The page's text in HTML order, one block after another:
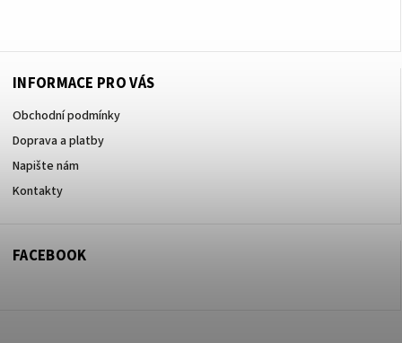
INFORMACE PRO VÁS
Obchodní podmínky
Doprava a platby
Napište nám
Kontakty
FACEBOOK